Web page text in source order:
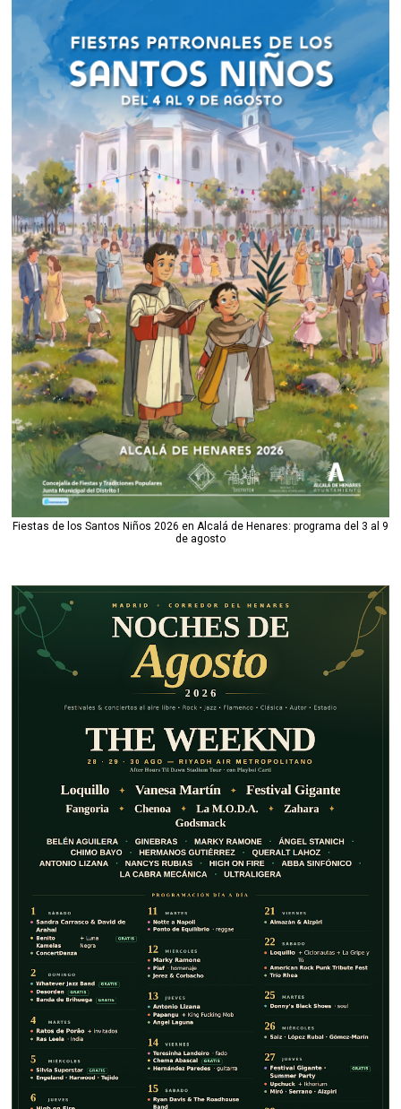
Fiestas de los Santos Niños 2026 en Alcalá de Henares: programa del 3 al 9
de agosto